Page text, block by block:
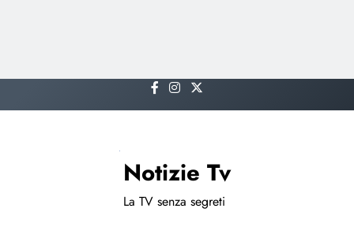
to
Notizie Tv
La TV senza segreti